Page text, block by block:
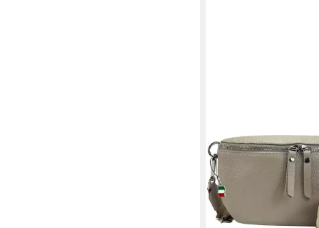
FLORENCE
Gürteltasche
Gürteltasche Damen
Damen Leder
beige, mehrfarbig ca.